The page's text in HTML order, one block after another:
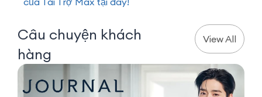
Câu chuyện khách
hàng
View All